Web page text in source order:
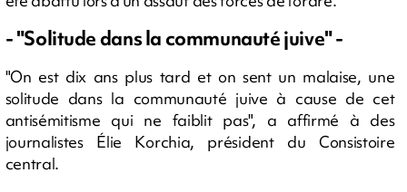
- "Solitude dans la communauté juive" -
"On est dix ans plus tard et on sent un malaise, une
solitude dans la communauté juive à cause de cet
antisémitisme qui ne faiblit pas", a affirmé à des
journalistes Élie Korchia, président du Consistoire
central.